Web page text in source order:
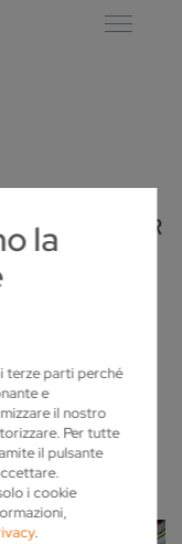
la
terze parti perché
e
il nostro
Per tutte
il pulsante
i cookie
.
DER